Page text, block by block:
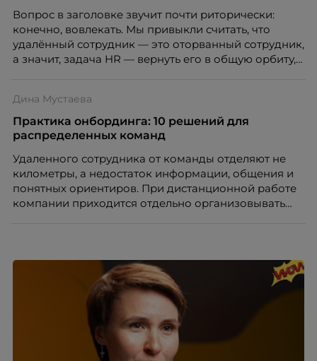
Skillbox.
Вопрос в заголовке звучит почти риторически:
конечно, вовлекать. Мы привыкли считать, что
удалённый сотрудник — это оторванный сотрудник,
а значит, задача HR — вернуть его в общую орбиту,
вовлечения, стоит остановиться на неудобном
факте: данные говорят ровно обратное тому, что
подсказывает интуиция. Автор свежего выпуска
People Analytics, приглашённый лектор НИУ ВШЭ и
МИФИ, автор книги «Дао женской карьеры».
Дина Мустаева
Практика онбординга: 10 решений для
распределенных команд
Удаленного сотрудника от команды отделяют не
километры, а недостаток информации, общения и
понятных ориентиров. При дистанционной работе
компании приходится отдельно организовывать
рассказывает, как выстроить адаптацию
распределенной команды без лишнего контроля и
бесконечных созвонов.